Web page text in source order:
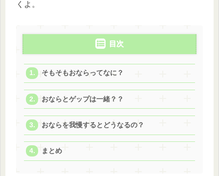
くよ。
目次
そもそもおならってなに？
おならとゲップは一緒？？
おならを我慢するとどうなるの？
まとめ